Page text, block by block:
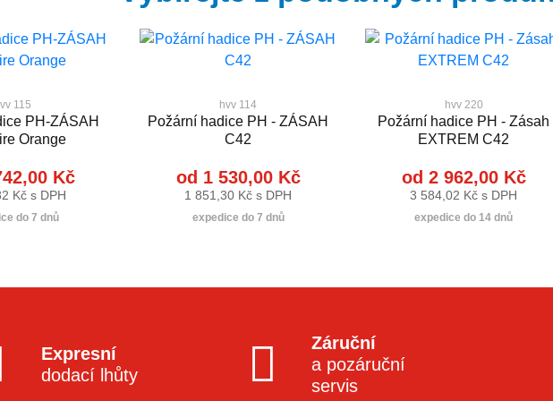
115
PH-ZÁSAH
Orange
Kč
Kč s DPH
do 7 dnů
hvv 114
Požární hadice PH - ZÁSAH
C42
od 1 530,00 Kč
1 851,30 Kč s DPH
expedice do 7 dnů
hvv 220
Požární hadice PH - Zásah
EXTREM C42
od 2 962,00 Kč
3 584,02 Kč s DPH
expedice do 14 dnů
Expresní
dodací lhůty
Záruční
a pozáruční
servis